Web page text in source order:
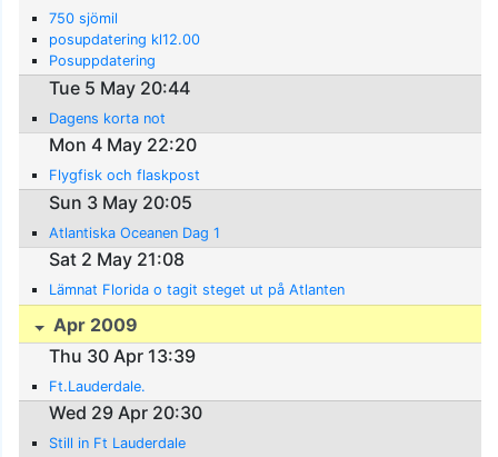
750 sjömil
posupdatering kl12.00
Posuppdatering
Tue 5 May 20:44
Dagens korta not
Mon 4 May 22:20
Flygfisk och flaskpost
Sun 3 May 20:05
Atlantiska Oceanen Dag 1
Sat 2 May 21:08
Lämnat Florida o tagit steget ut på Atlanten
Apr 2009
Thu 30 Apr 13:39
Ft.Lauderdale.
Wed 29 Apr 20:30
Still in Ft Lauderdale